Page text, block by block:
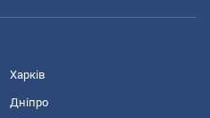
Харків
Дніпро